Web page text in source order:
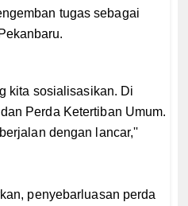
tugas sebagai
kita sosialisasikan. Di
Perda Ketertiban Umum.
dengan lancar,''
penyebarluasan perda